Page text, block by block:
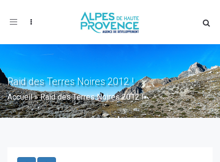
Toggle
Raid des Terres Noires 2012 !
Accueil»Raid des Terres Noires 2012 !